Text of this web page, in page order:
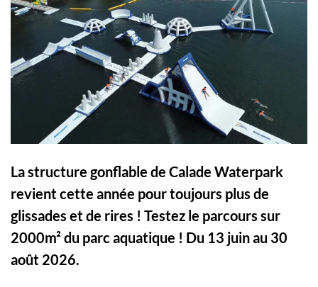
La structure gonflable de Calade Waterpark
revient cette année pour toujours plus de
glissades et de rires ! Testez le parcours sur
2000m² du parc aquatique ! Du 13 juin au 30
août 2026.